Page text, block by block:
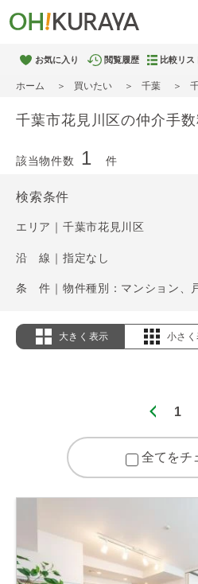
お気に入り 閲覧履歴 比較リス
ホーム 買いたい 千葉
千葉市花見川区の仲介手
該当物件数 1 件
検索条件
エリア｜千葉市花見川区
沿 線｜指定なし
大きく表示 小さ
1
全てをチ